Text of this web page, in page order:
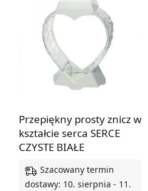
Przepiękny prosty znicz w
kształcie serca SERCE
CZYSTE BIAŁE
Szacowany termin
dostawy: 10. sierpnia - 11.